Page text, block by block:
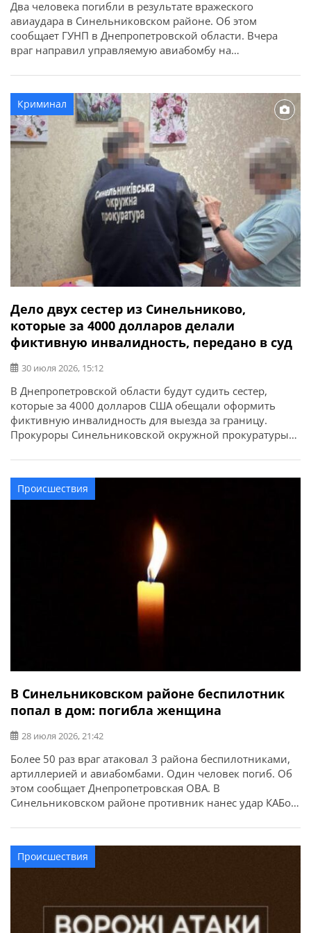
Два человека погибли в результате вражеского
авиаудара в Синельниковском районе. Об этом
сообщает ГУНП в Днепропетровской области. Вчера
враг направил управляемую авиабомбу на
двое местных жителей — 59-летняя женщина и 60-
летний мужчина. Повреждены пять жилых домов. В
Украинской громаде из-за атаки FPV-дрона повреждены
частный дом и автомобиль.
Криминал
Дело двух сестер из Синельниково,
которые за 4000 долларов делали
фиктивную инвалидность, передано в суд
30 июля 2026, 15:12
В Днепропетровской области будут судить сестер,
которые за 4000 долларов США обещали оформить
фиктивную инвалидность для выезда за границу.
Прокуроры Синельниковской окружной прокуратуры
двух жительниц Синельниковского района, которые
организовали схему незаконного оформления
фиктивной инвалидности для военнообязанных
областная прокуратура. Следствием установлено, что
обвиняемые подыскивали клиентов среди […]
Происшествия
В Синельниковском районе беспилотник
попал в дом: погибла женщина
28 июля 2026, 21:42
Более 50 раз враг атаковал 3 района беспилотниками,
артиллерией и авиабомбами. Один человек погиб. Об
этом сообщает Днепропетровская ОВА. В
Синельниковском районе противник нанес удар КАБом
Повреждены 3 частных дома. В результате попадания
БпЛА в частный жилой дом погибла женщина.
Происшествия